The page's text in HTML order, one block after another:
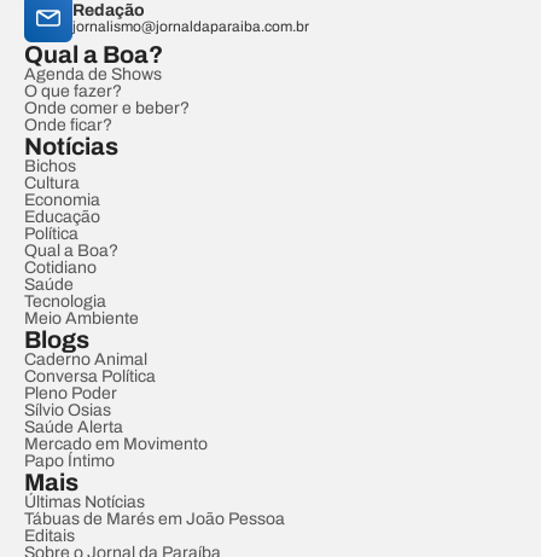
Redação
jornalismo@jornaldaparaiba.com.br
Qual a Boa?
Agenda de Shows
O que fazer?
Onde comer e beber?
Onde ficar?
Notícias
Bichos
Cultura
Economia
Educação
Política
Qual a Boa?
Cotidiano
Saúde
Tecnologia
Meio Ambiente
Blogs
Caderno Animal
Conversa Política
Pleno Poder
Sílvio Osias
Saúde Alerta
Mercado em Movimento
Papo Íntimo
Mais
Últimas Notícias
Tábuas de Marés em João Pessoa
Editais
Sobre o Jornal da Paraíba